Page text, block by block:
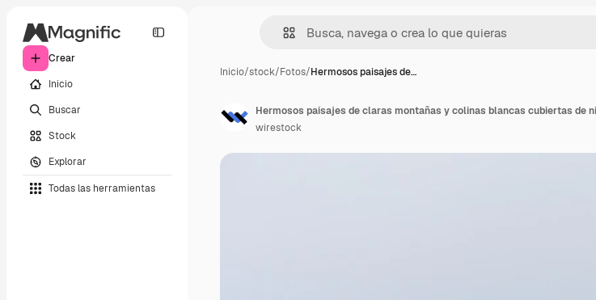
Crear
Inicio
Buscar
Stock
Explorar
Todas las herramientas
Inicio/stock/Fotos/Hermosos paisajes de…
Hermosos paisajes de claras montañas y colinas blancas cubiertas de
wirestock